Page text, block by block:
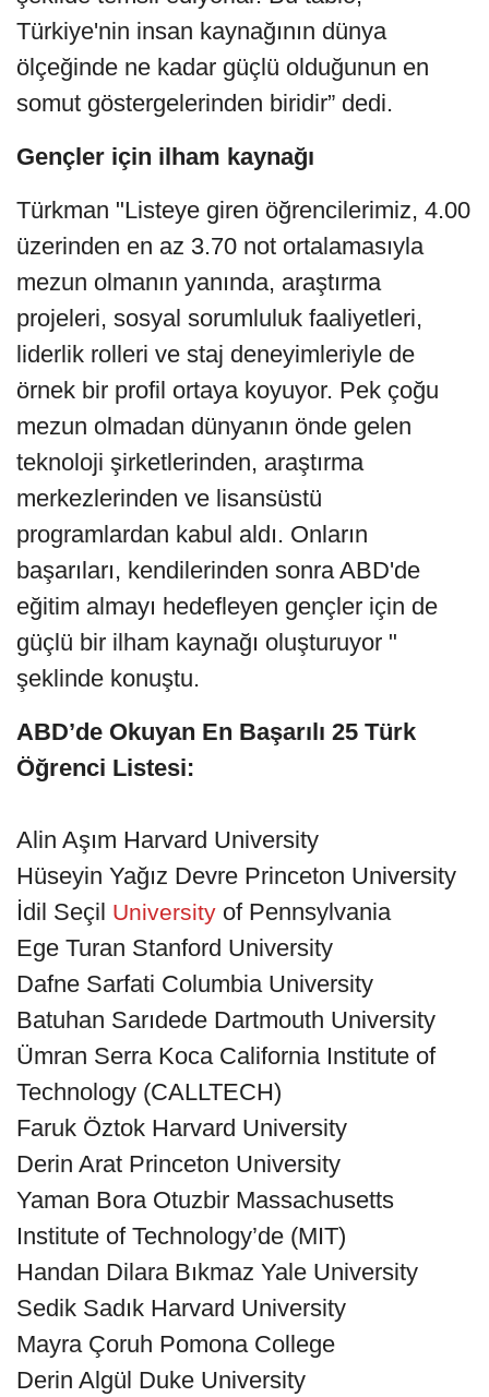
Türkiye'nin insan kaynağının dünya
ölçeğinde ne kadar güçlü olduğunun en
somut göstergelerinden biridir” dedi.
Gençler için ilham kaynağı
Türkman "Listeye giren öğrencilerimiz, 4.00
üzerinden en az 3.70 not ortalamasıyla
mezun olmanın yanında, araştırma
projeleri, sosyal sorumluluk faaliyetleri,
liderlik rolleri ve staj deneyimleriyle de
örnek bir profil ortaya koyuyor. Pek çoğu
mezun olmadan dünyanın önde gelen
teknoloji şirketlerinden, araştırma
merkezlerinden ve lisansüstü
programlardan kabul aldı. Onların
başarıları, kendilerinden sonra ABD'de
eğitim almayı hedefleyen gençler için de
güçlü bir ilham kaynağı oluşturuyor "
şeklinde konuştu.
ABD’de Okuyan En Başarılı 25 Türk
Öğrenci Listesi:
Alin Aşım Harvard University
Hüseyin Yağız Devre Princeton University
İdil Seçil University of Pennsylvania
Ege Turan Stanford University
Dafne Sarfati Columbia University
Batuhan Sarıdede Dartmouth University
Ümran Serra Koca California Institute of
Technology (CALLTECH)
Faruk Öztok Harvard University
Derin Arat Princeton University
Yaman Bora Otuzbir Massachusetts
Institute of Technology’de (MIT)
Handan Dilara Bıkmaz Yale University
Sedik Sadık Harvard University
Mayra Çoruh Pomona College
Derin Algül Duke University